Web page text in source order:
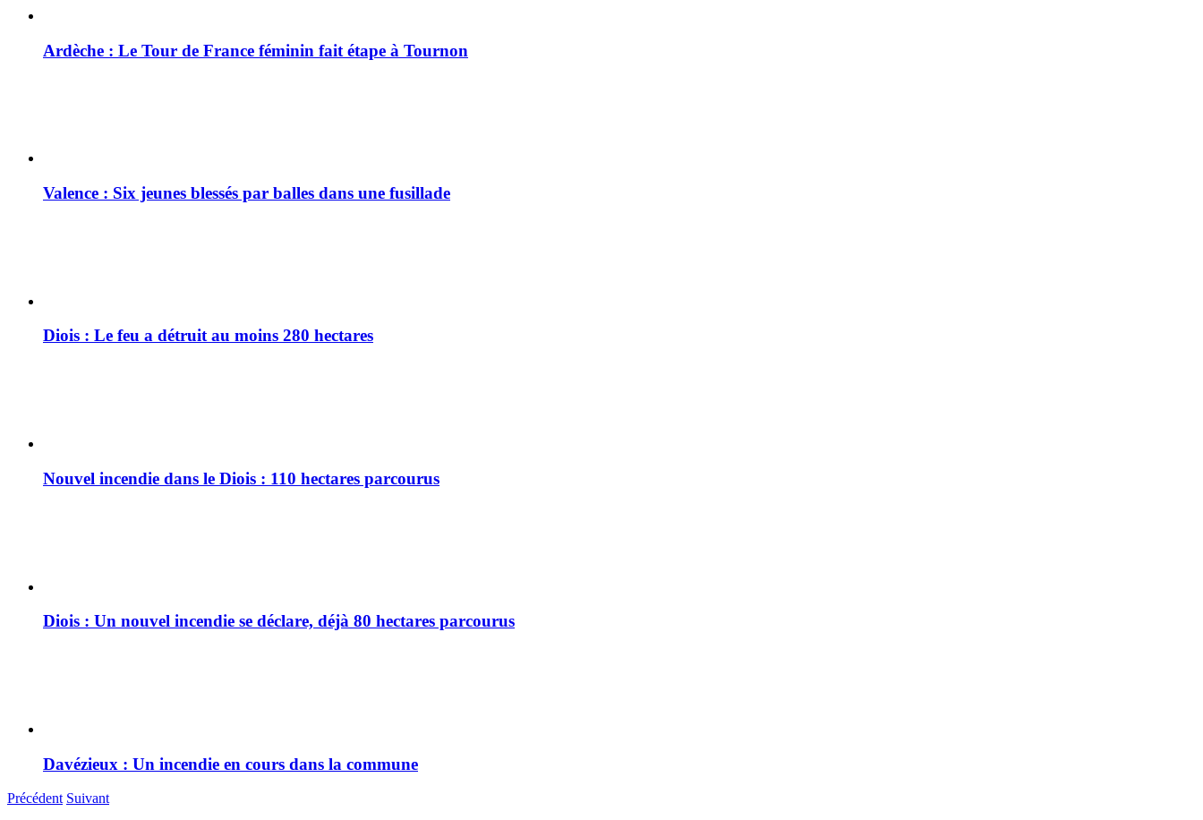
Ardèche : Le Tour de France féminin fait étape à Tournon
Valence : Six jeunes blessés par balles dans une fusillade
Diois : Le feu a détruit au moins 280 hectares
Nouvel incendie dans le Diois : 110 hectares parcourus
Diois : Un nouvel incendie se déclare, déjà 80 hectares parcourus
Davézieux : Un incendie en cours dans la commune
Précédent Suivant